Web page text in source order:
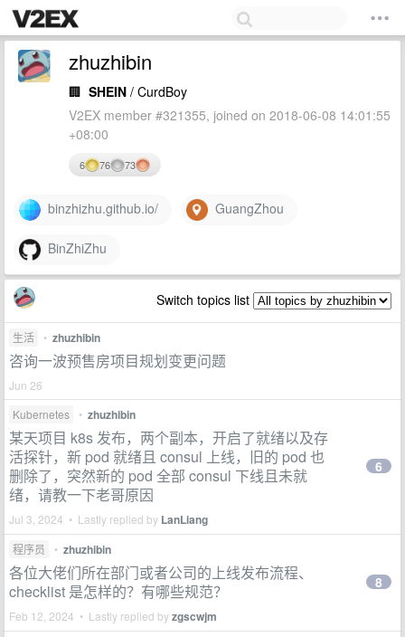
zhuzhibin
🏢 SHEIN / CurdBoy
V2EX member #321355, joined on 2018-06-08 14:01:55
+08:00
6 76 73
binzhizhu.github.io/ GuangZhou
BinZhiZhu
Switch topics list
生活 • zhuzhibin
咨询一波预售房项目规划变更问题
Jun 26
Kubernetes
• zhuzhibin
某天项目 k8s 发布，两个副本，开启了就绪以及存
活探针，新 pod 就绪且 consul 上线，旧的 pod 也
删除了，突然新的 pod 全部 consul 下线且未就
绪，请教一下老哥原因
Jul 3, 2024 • Lastly replied by LanLiang
6
程序员 • zhuzhibin
各位大佬们所在部门或者公司的上线发布流程、
checklist 是怎样的？有哪些规范？
Feb 12, 2024 • Lastly replied byzgscwjm
8